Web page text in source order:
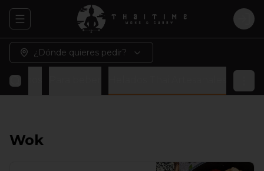
Abrir menu de navegación
¿Dónde quieres pedir?
Wok